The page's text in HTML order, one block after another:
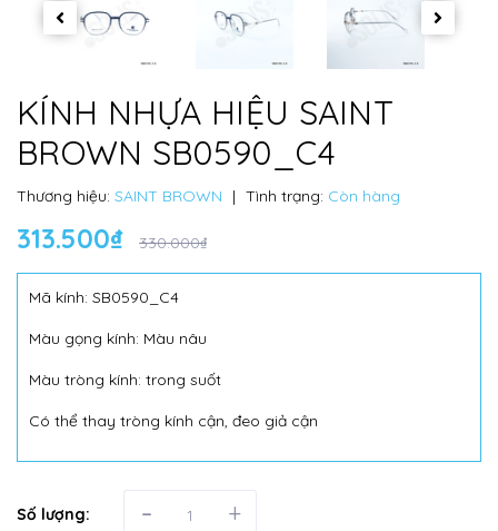
KÍNH NHỰA HIỆU SAINT
BROWN SB0590_C4
Thương hiệu: SAINT BROWN | Tình trạng: Còn hàng
313.500₫ 330.000₫
Mã kính: SB0590_C4
Màu gọng kính: Màu nâu
Màu tròng kính: trong suốt
Có thể thay tròng kính cận, đeo giả cận
Số lượng: - +